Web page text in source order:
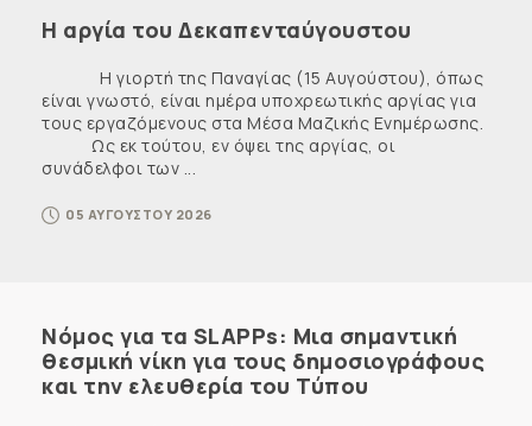
Η αργία του Δεκαπενταύγουστου
Η γιορτή της Παναγίας (15 Αυγούστου), όπως
είναι γνωστό, είναι ημέρα υποχρεωτικής αργίας για
τους εργαζόμενους στα Μέσα Μαζικής Ενημέρωσης.
Ως εκ τούτου, εν όψει της αργίας, οι
συνάδελφοι των ...
05 ΑΥΓΟΥΣΤΟΥ 2026
Νόμος για τα SLAPPs: Μια σημαντική
θεσμική νίκη για τους δημοσιογράφους
και την ελευθερία του Τύπου